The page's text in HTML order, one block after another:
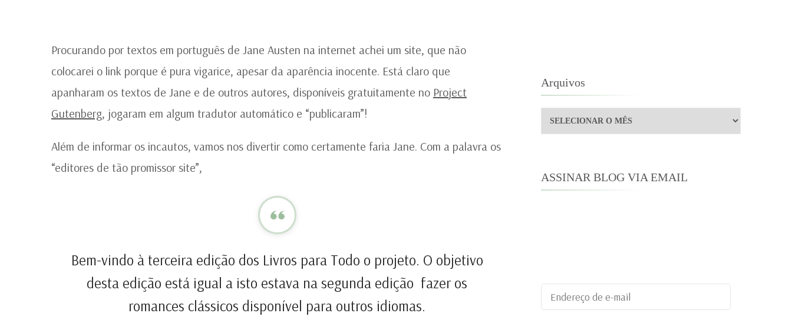
Procurando por textos em português de Jane Austen na internet achei um site, que não
colocarei o link porque é pura vigarice, apesar da aparência inocente. Está claro que
apanharam os textos de Jane e de outros autores, disponíveis gratuitamente no Project
Gutenberg, jogaram em algum tradutor automático e “publicaram”!
Além de informar os incautos, vamos nos divertir como certamente faria Jane. Com a palavra os
“editores de tão promissor site”,
Bem-vindo à terceira edição dos Livros para Todo o projeto. O objetivo
desta edição está igual a isto estava na segunda edição ­ fazer os
romances clássicos disponível para outros idiomas.
Arquivos
Arquivos
ASSINAR BLOG VIA EMAIL
Endereço
de